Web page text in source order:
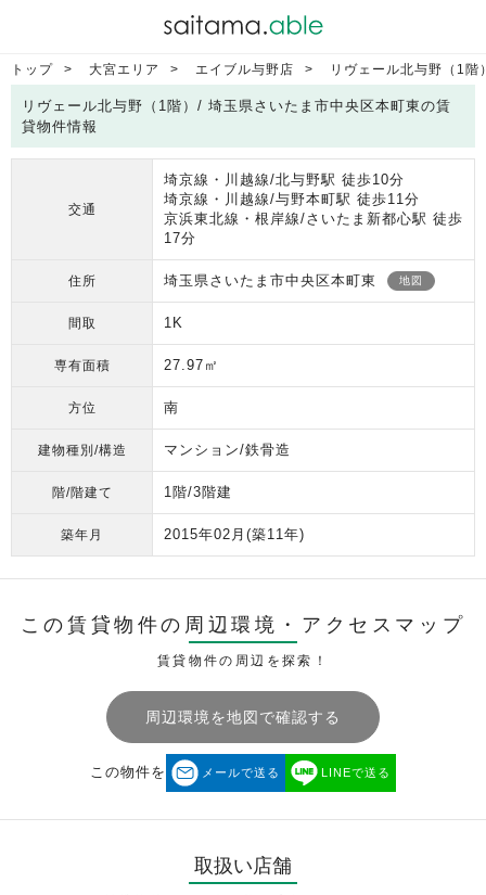
トップ 大宮エリア エイブル与野店 リヴェール北与野（1階
リヴェール北与野（1階）/ 埼玉県さいたま市中央区本町東の賃
貸物件情報
交通
埼京線・川越線/北与野駅 徒歩10分
埼京線・川越線/与野本町駅 徒歩11分
京浜東北線・根岸線/さいたま新都心駅 徒歩
17分
住所 埼玉県さいたま市中央区本町東 地図
間取 1K
専有面積 27.97㎡
方位 南
建物種別/構造 マンション/鉄骨造
階/階建て 1階/3階建
築年月 2015年02月 (築11年)
この賃貸物件の周辺環境・ アクセスマップ
賃貸物件の周辺を探索！
周辺環境を地図で確認する
この物件を メールで送る LINEで送る
取扱い店舗